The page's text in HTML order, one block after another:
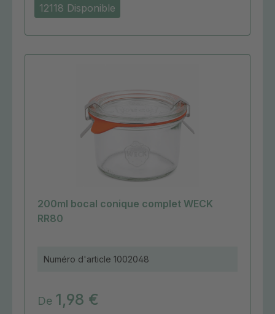
12118 Disponible
200ml bocal conique complet WECK
RR80
Numéro d'article 1002048
De 1,98 €